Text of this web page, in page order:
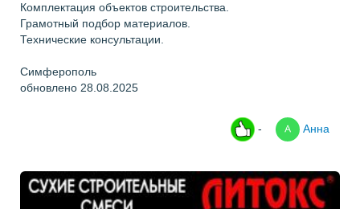
Комплектация объектов строительства.
Грамотный подбор материалов.
Технические консультации.
Симферополь
обновлено 28.08.2025
- Анна